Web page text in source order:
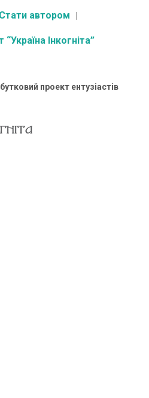
Стати автором
Інкогніта”
проект ентузіастів